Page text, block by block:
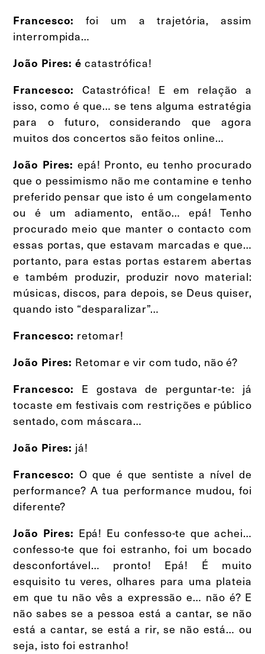
Francesco:
foi um a trajetória, assim
interrompida…
João Pires: é catastrófica!
Francesco:
Catastrófica! E em relação a
isso, como é que… se tens alguma estratégia
para o futuro, considerando que agora
muitos dos concertos são feitos online…
João Pires:epá! Pronto, eu tenho procurado
que o pessimismo não me contamine e tenho
preferido pensar que isto é um congelamento
ou é um adiamento, então… epá! Tenho
procurado meio que manter o contacto com
essas portas, que estavam marcadas e que…
portanto, para estas portas estarem abertas
e também produzir, produzir novo material:
músicas, discos, para depois, se Deus quiser,
quando isto “desparalizar”…
Francesco: retomar!
João Pires: Retomar e vir com tudo, não é?
Francesco:
E gostava de perguntar-te: já
tocaste em festivais com restrições e público
sentado, com máscara…
João Pires: já!
Francesco: O que é que sentiste a nível de
performance? A tua performance mudou, foi
diferente?
João Pires: Epá! Eu confesso-te que achei…
confesso-te que foi estranho, foi um bocado
desconfortável… pronto! Epá! É muito
esquisito tu veres, olhares para uma plateia
em que tu não vês a expressão e… não é? E
não sabes se a pessoa está a cantar, se não
está a cantar, se está a rir, se não está… ou
seja, isto foi estranho!